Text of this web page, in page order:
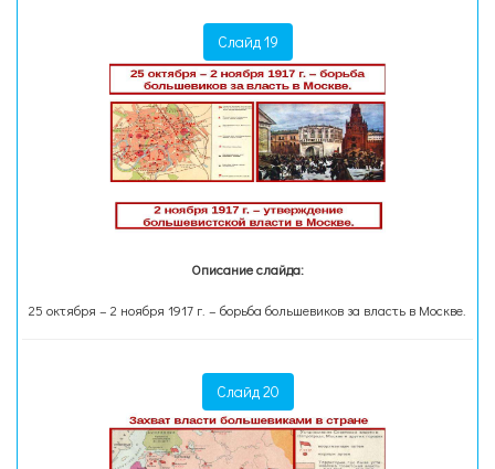
Слайд 19
Описание слайда:
25 октября – 2 ноября 1917 г. – борьба большевиков за власть в Москве.
Слайд 20